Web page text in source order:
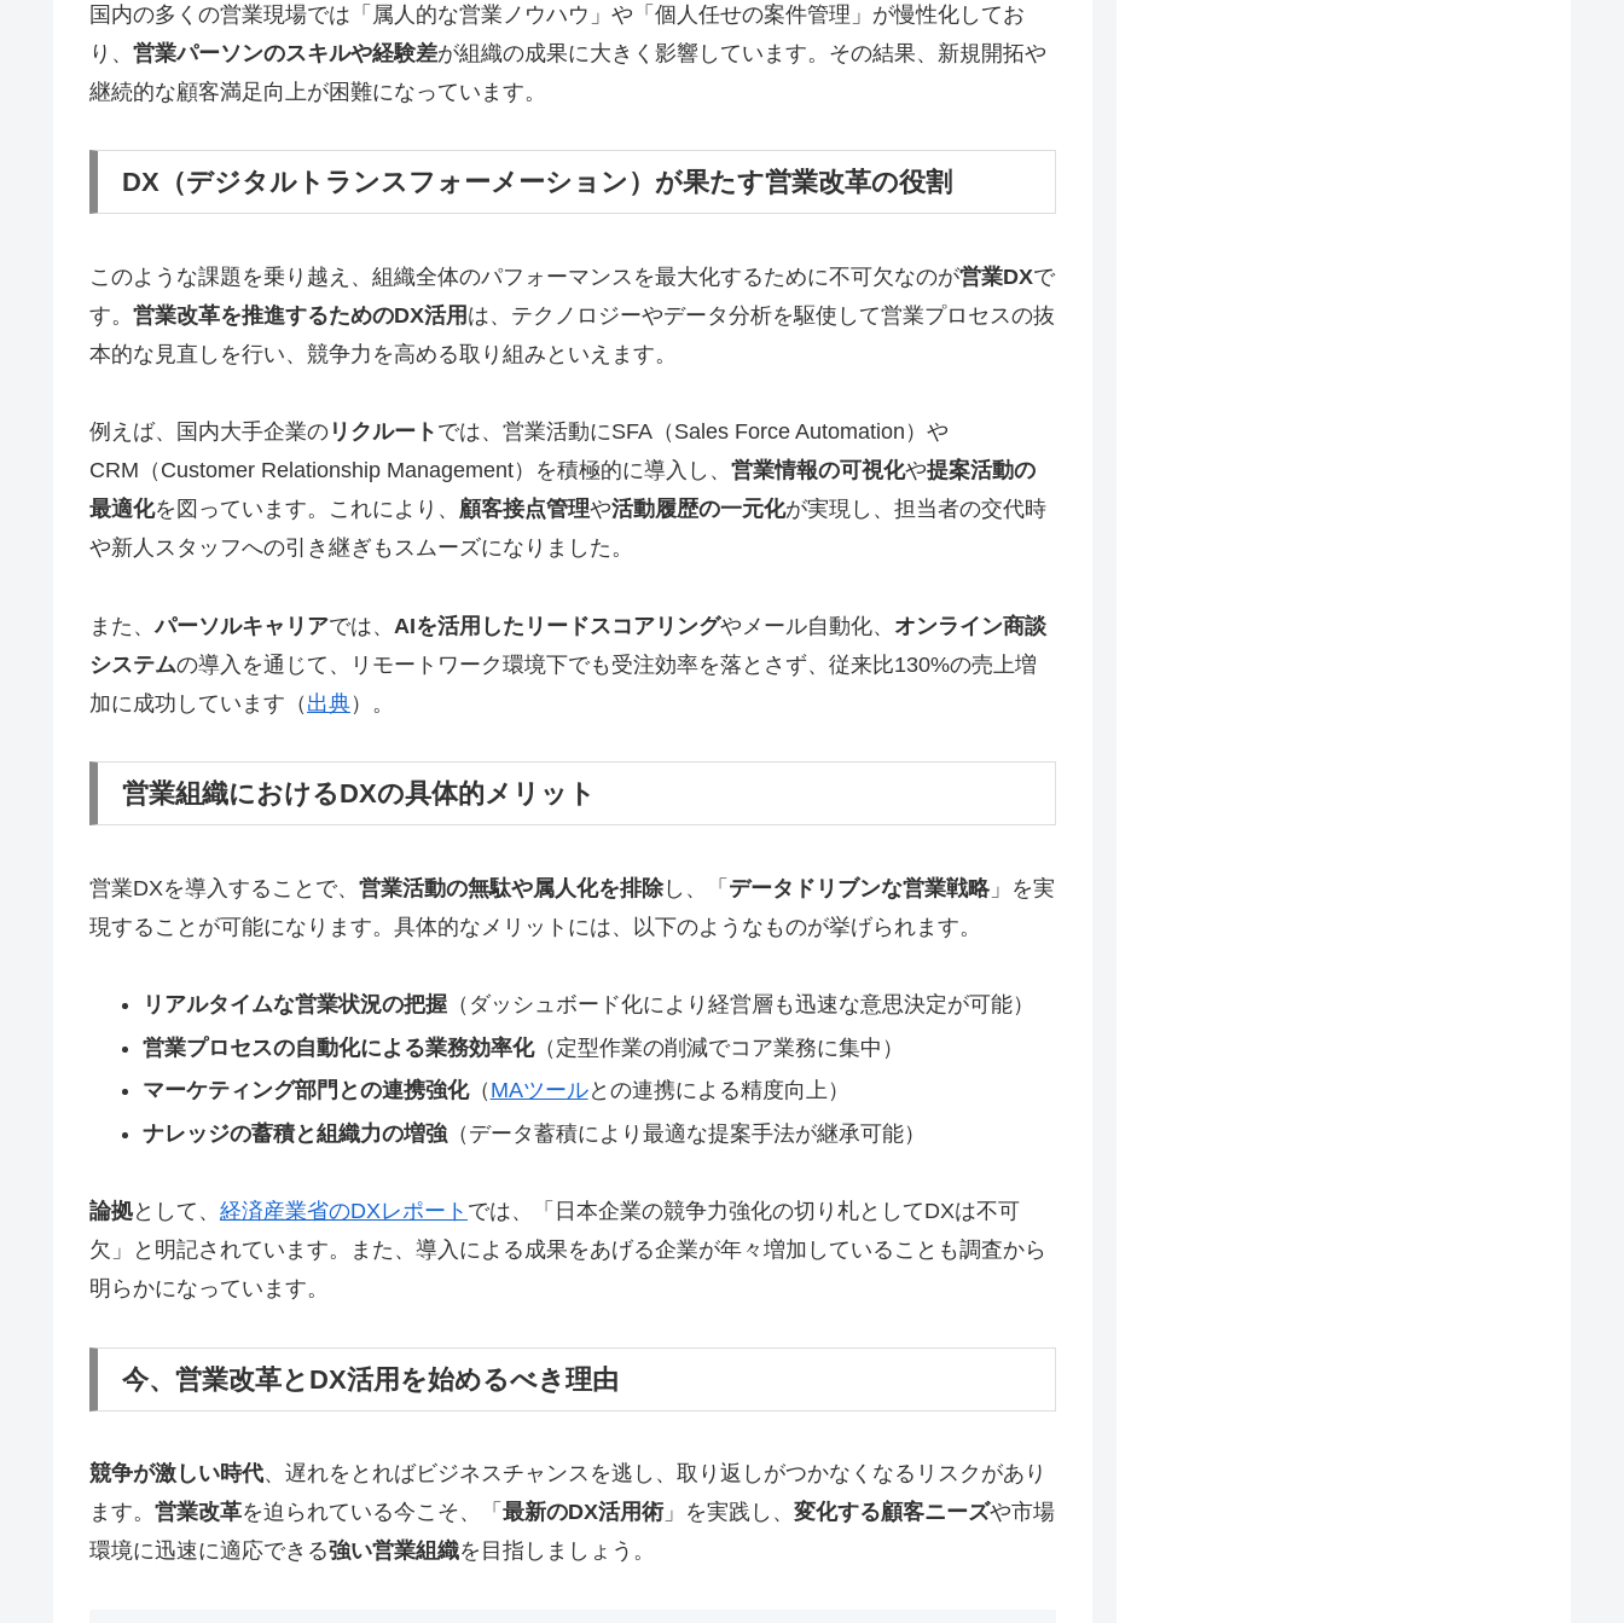
国内の多くの営業現場では「属人的な営業ノウハウ」や「個人任せの案件管理」が慢性化してお
り、 営業パーソンのスキルや経験差が組織の成果に大きく影響しています。その結果、新規開拓や
継続的な顧客満足向上が困難になっています。
DX（デジタルトランスフォーメーション）が果たす営業改革の役割
このような課題を乗り越え、組織全体のパフォーマンスを最大化するために不可欠なのが営業DXで
す。 営業改革を推進するためのDX活用 は、テクノロジーやデータ分析を駆使して営業プロセスの抜
本的な見直しを行い、競争力を高める取り組みといえます。
例えば、国内大手企業の リクルート では、営業活動にSFA（Sales Force Automation）や
CRM（Customer Relationship Management）を積極的に導入し、 営業情報の可視化や提案活動の
最適化を図っています。これにより、 顧客接点管理や活動履歴の一元化が実現し、担当者の交代時
や新人スタッフへの引き継ぎもスムーズになりました。
また、パーソルキャリアでは、 AIを活用したリードスコアリングやメール自動化、 オンライン商談
システムの導入を通じて、リモートワーク環境下でも受注効率を落とさず、従来比130%の売上増
加に成功しています（ 出典）。
営業組織におけるDXの具体的メリット
営業DXを導入することで、 営業活動の無駄や属人化を排除し、「 データドリブンな営業戦略 」を実
現することが可能になります。具体的なメリットには、以下のようなものが挙げられます。
リアルタイムな営業状況の把握（ダッシュボード化により経営層も迅速な意思決定が可能）
営業プロセスの自動化による業務効率化（定型作業の削減でコア業務に集中）
マーケティング部門との連携強化（ MAツールとの連携による精度向上）
ナレッジの蓄積と組織力の増強（データ蓄積により最適な提案手法が継承可能）
論拠として、 経済産業省のDXレポート では、「日本企業の競争力強化の切り札としてDXは不可
欠」と明記されています。また、導入による成果をあげる企業が年々増加していることも調査から
明らかになっています。
今、営業改革とDX活用を始めるべき理由
競争が激しい時代、遅れをとればビジネスチャンスを逃し、取り返しがつかなくなるリスクがあり
ます。 営業改革を迫られている今こそ、「 最新のDX活用術」を実践し、 変化する顧客ニーズや市場
環境に迅速に適応できる強い営業組織を目指しましょう。